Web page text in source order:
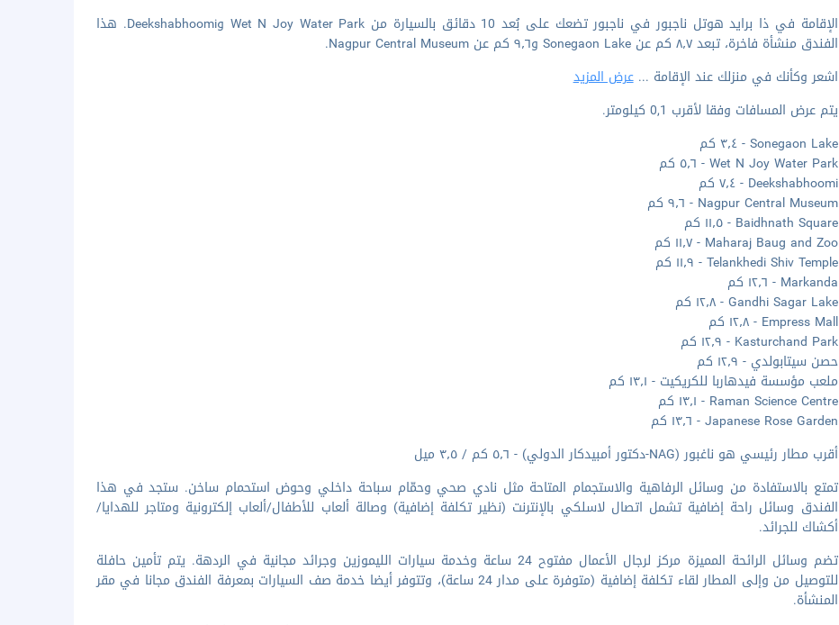
الإقامة في ذا برايد هوتل ناجبور في ناجبور تضعك على بُعد 10 دقائق بالسيارة من Wet N Joy Water Park وDeekshabhoomi. هذا
الفندق منشأة فاخرة، تبعد ٨٫٧ كم عن Sonegaon Lake و٩٫٦ كم عن Nagpur Central Museum.
اشعر وكأنك في منزلك عند الإقامة ...عرض المزيد
يتم عرض المسافات وفقا لأقرب 0,1 كيلومتر.
Sonegaon Lake - ٣٫٤ كم
Wet N Joy Water Park - ٥٫٦ كم
Deekshabhoomi - ٧٫٤ كم
Nagpur Central Museum - ٩٫٦ كم
Baidhnath Square - ١١٫٥ كم
Maharaj Baug and Zoo - ١١٫٧ كم
Telankhedi Shiv Temple - ١١٫٩ كم
Markanda - ١٢٫٦ كم
Gandhi Sagar Lake - ١٢٫٨ كم
Empress Mall - ١٢٫٨ كم
Kasturchand Park - ١٢٫٩ كم
حصن سيتابولدي - ١٢٫٩ كم
ملعب مؤسسة فيدهاربا للكريكيت - ١٣٫١ كم
Raman Science Centre - ١٣٫١ كم
Japanese Rose Garden - ١٣٫٦ كم
أقرب مطار رئيسي هو ناغبور (NAG-دكتور أمبيدكار الدولي) - ٥٫٦ كم / ٣٫٥ ميل
تمتع بالاستفادة من وسائل الرفاهية والاستجمام المتاحة مثل نادي صحي وحمّام سباحة داخلي وحوض استحمام ساخن. ستجد في هذا
الفندق وسائل راحة إضافية تشمل اتصال لاسلكي بالإنترنت (نظير تكلفة إضافية) وصالة ألعاب للأطفال/ألعاب إلكترونية ومتاجر للهدايا/
أكشاك للجرائد.
تضم وسائل الرائحة المميزة مركز لرجال الأعمال مفتوح 24 ساعة وخدمة سيارات الليموزين وجرائد مجانية في الردهة. يتم تأمين حافلة
للتوصيل من وإلى المطار لقاء تكلفة إضافية (متوفرة على مدار 24 ساعة)، وتتوفر أيضا خدمة صف السيارات بمعرفة الفندق مجانا في مقر
المنشأة.